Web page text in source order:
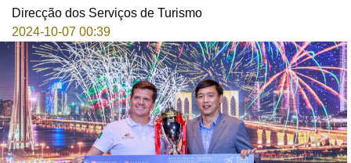
Direcção dos Serviços de Turismo
2024-10-07 00:39